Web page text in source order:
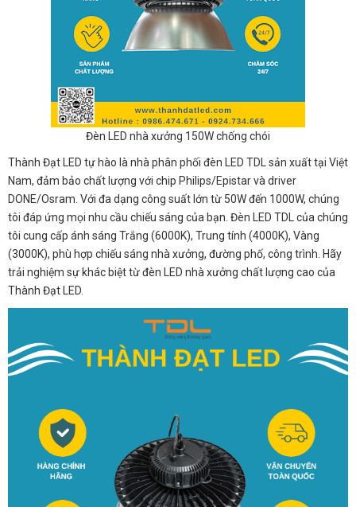
Đèn LED nhà xưởng 150W chống chói
Thành Đạt LED tự hào là nhà phân phối đèn LED TDL sản xuất tại Việt
Nam, đảm bảo chất lượng với chip Philips/Epistar và driver
DONE/Osram. Với đa dạng công suất lớn từ 50W đến 1000W, chúng
tôi đáp ứng mọi nhu cầu chiếu sáng của bạn. Đèn LED TDL của chúng
tôi cung cấp ánh sáng Trắng (6000K), Trung tính (4000K), Vàng
(3000K), phù hợp chiếu sáng nhà xưởng, đường phố, công trình. Hãy
trải nghiệm sự khác biệt từ đèn LED nhà xưởng chất lượng cao của
Thành Đạt LED.